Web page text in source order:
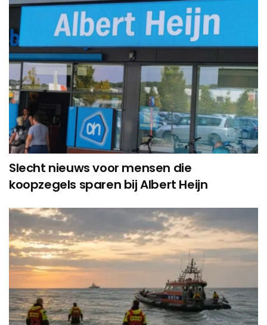
Slecht nieuws voor mensen die
koopzegels sparen bij Albert Heijn